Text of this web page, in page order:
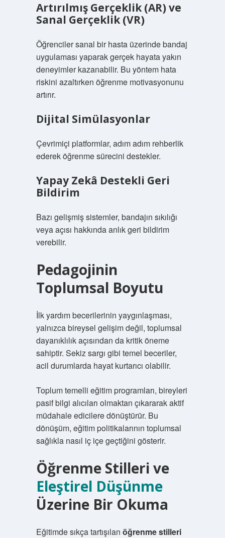
Artırılmış Gerçeklik (AR) ve
Sanal Gerçeklik (VR)
Öğrenciler sanal bir hasta üzerinde bandaj
uygulaması yaparak gerçek hayata yakın
deneyimler kazanabilir. Bu yöntem hata
riskini azaltırken öğrenme motivasyonunu
artırır.
Dijital Simülasyonlar
Çevrimiçi platformlar, adım adım rehberlik
ederek öğrenme sürecini destekler.
Yapay Zekâ Destekli Geri
Bildirim
Bazı gelişmiş sistemler, bandajın sıkılığı
veya açısı hakkında anlık geri bildirim
verebilir.
Pedagojinin
Toplumsal Boyutu
İlk yardım becerilerinin yaygınlaşması,
yalnızca bireysel gelişim değil, toplumsal
dayanıklılık açısından da kritik öneme
sahiptir. Sekiz sargı gibi temel beceriler,
acil durumlarda hayat kurtarıcı olabilir.
Toplum temelli eğitim programları, bireyleri
pasif bilgi alıcıları olmaktan çıkararak aktif
müdahale edicilere dönüştürür. Bu
dönüşüm, eğitim politikalarının toplumsal
sağlıkla nasıl iç içe geçtiğini gösterir.
Öğrenme Stilleri ve
Eleştirel Düşünme
Üzerine Bir Okuma
Eğitimde sıkça tartışılan öğrenme stilleri